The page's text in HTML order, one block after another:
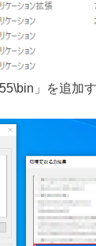
」を追加